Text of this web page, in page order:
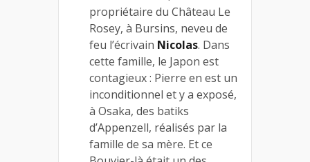
propriétaire du Château Le
Rosey, à Bursins, neveu de
feu l’écrivain Nicolas. Dans
cette famille, le Japon est
contagieux : Pierre en est un
inconditionnel et y a exposé,
à Osaka, des batiks
d’Appenzell, réalisés par la
famille de sa mère. Et ce